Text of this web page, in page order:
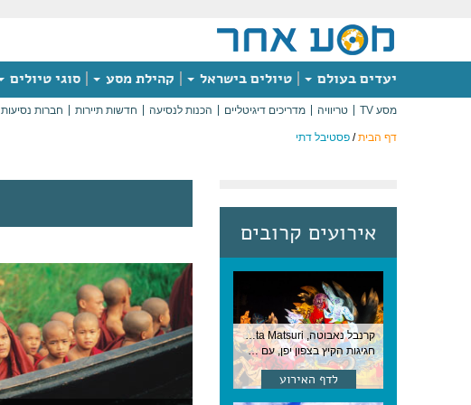
יעדים בעולם טיולים בישראל קהילת מסע סוגי טיולים
מסע TV טריוויה מדריכים דיגיטליים הכנות לנסיעה חדשות תיירות חברות נסיעות
דף הבית/ פסטיבל דתי
אירועים קרובים
קרנבל נאבוטה, Nebuta Matsuri ,יפן
חגיגות הקיץ בצפון יפן, עם תהלוכות ענק, ריקודים וזיקוקים. 6-2 באוגוסט, יפן
לדף האירוע